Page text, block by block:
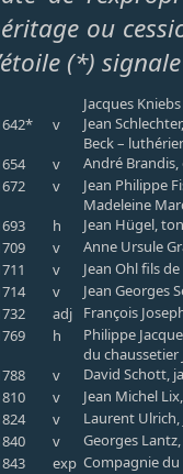
ou
(*)
Jacques Kniebs
v
Jean
Beck –
v
André
v
Jean Philippe
Madeleine
h
Jean Hügel,
v
Anne Ursule
v
Jean Ohl fils
v
Jean Georges
adj
François
h
Philippe
du chaussetier
v
David Schott,
v
Jean Michel
v
Laurent Ulrich,
v
Georges
exp Compagnie du